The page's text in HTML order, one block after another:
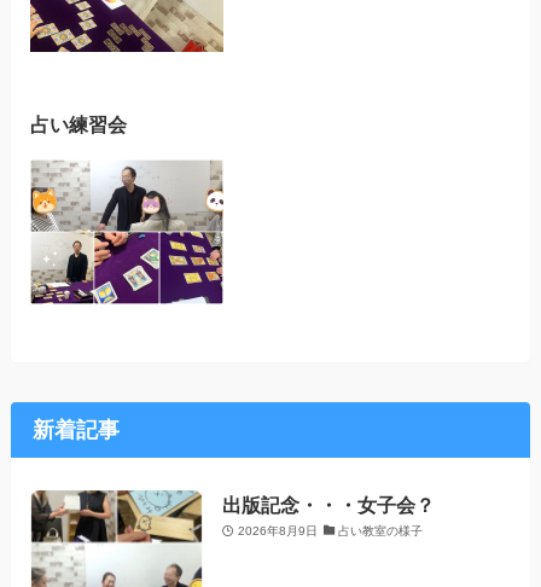
占い練習会
新着記事
出版記念・・・女子会？
2026年8月9日 占い教室の様子